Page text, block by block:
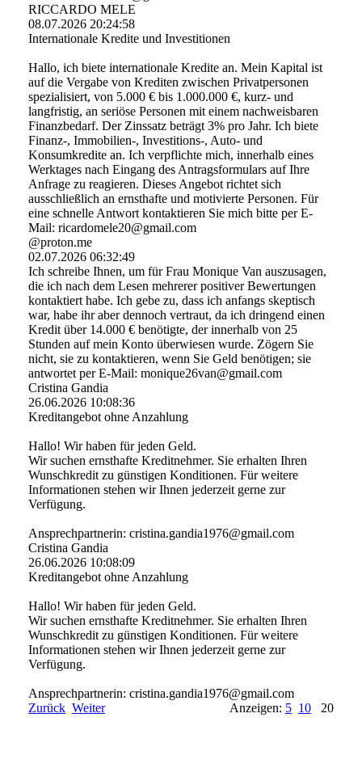
RICCARDO MELE
08.07.2026 20:24:58
Internationale Kredite und Investitionen
Hallo, ich biete internationale Kredite an. Mein Kapital ist
auf die Vergabe von Krediten zwischen Privatpersonen
spezialisiert, von 5.000 € bis 1.000.000 €, kurz- und
langfristig, an seriöse Personen mit einem nachweisbaren
Finanzbedarf. Der Zinssatz beträgt 3% pro Jahr. Ich biete
Finanz-, Immobilien-, Investitions-, Auto- und
Konsumkredite an. Ich verpflichte mich, innerhalb eines
Werktages nach Eingang des Antragsformulars auf Ihre
Anfrage zu reagieren. Dieses Angebot richtet sich
ausschließlich an ernsthafte und motivierte Personen. Für
eine schnelle Antwort kontaktieren Sie mich bitte per E-
Mail: ricardomele20@gmail.com
@proton.me
02.07.2026 06:32:49
Ich schreibe Ihnen, um für Frau Monique Van auszusagen,
die ich nach dem Lesen mehrerer positiver Bewertungen
kontaktiert habe. Ich gebe zu, dass ich anfangs skeptisch
war, habe ihr aber dennoch vertraut, da ich dringend einen
Kredit über 14.000 € benötigte, der innerhalb von 25
Stunden auf mein Konto überwiesen wurde. Zögern Sie
nicht, sie zu kontaktieren, wenn Sie Geld benötigen; sie
antwortet per E-Mail: monique26van@gmail.com
Cristina Gandia
26.06.2026 10:08:36
Kreditangebot ohne Anzahlung
Hallo! Wir haben für jeden Geld.
Wir suchen ernsthafte Kreditnehmer. Sie erhalten Ihren
Wunschkredit zu günstigen Konditionen. Für weitere
Informationen stehen wir Ihnen jederzeit gerne zur
Verfügung.
Ansprechpartnerin: cristina.­gandia1976@­gmail.­com
Cristina Gandia
26.06.2026 10:08:09
Kreditangebot ohne Anzahlung
Hallo! Wir haben für jeden Geld.
Wir suchen ernsthafte Kreditnehmer. Sie erhalten Ihren
Wunschkredit zu günstigen Konditionen. Für weitere
Informationen stehen wir Ihnen jederzeit gerne zur
Verfügung.
Ansprechpartnerin: cristina.­gandia1976@­gmail.­com
Zurück Weiter Anzeigen: 5 10 20